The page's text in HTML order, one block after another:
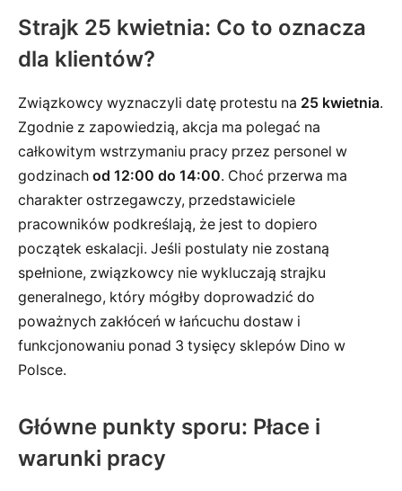
Strajk 25 kwietnia: Co to oznacza
dla klientów?
Związkowcy wyznaczyli datę protestu na 25 kwietnia.
Zgodnie z zapowiedzią, akcja ma polegać na
całkowitym wstrzymaniu pracy przez personel w
godzinach od 12:00 do 14:00. Choć przerwa ma
charakter ostrzegawczy, przedstawiciele
pracowników podkreślają, że jest to dopiero
początek eskalacji. Jeśli postulaty nie zostaną
spełnione, związkowcy nie wykluczają strajku
generalnego, który mógłby doprowadzić do
poważnych zakłóceń w łańcuchu dostaw i
funkcjonowaniu ponad 3 tysięcy sklepów Dino w
Polsce.
Główne punkty sporu: Płace i
warunki pracy